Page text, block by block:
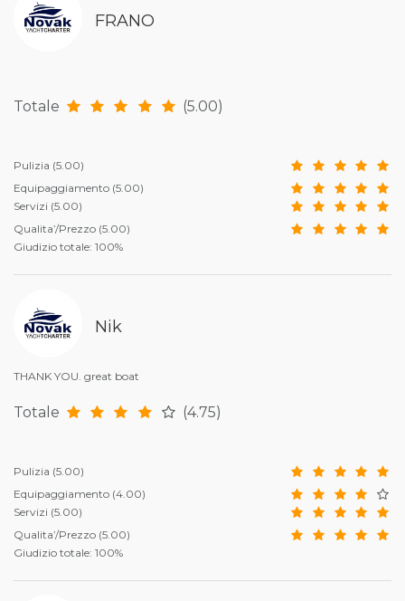
FRANO
Totale (5.00)
Pulizia (5.00)
Equipaggiamento (5.00)
Servizi (5.00)
Qualita’/Prezzo (5.00)
Giudizio totale: 100%
Nik
THANK YOU. great boat
Totale (4.75)
Pulizia (5.00)
Equipaggiamento (4.00)
Servizi (5.00)
Qualita’/Prezzo (5.00)
Giudizio totale: 100%